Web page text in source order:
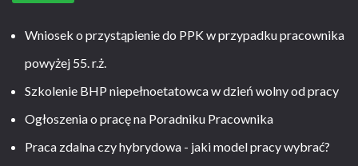
Wniosek o przystąpienie do PPK w przypadku pracownika
powyżej 55. r.ż.
Szkolenie BHP niepełnoetatowca w dzień wolny od pracy
Ogłoszenia o pracę na Poradniku Pracownika
Praca zdalna czy hybrydowa - jaki model pracy wybrać?